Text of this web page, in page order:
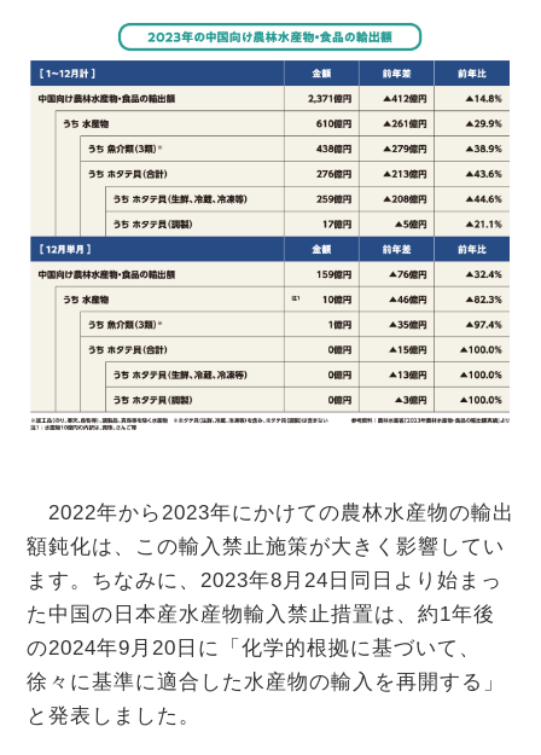
2022年から2023年にかけての農林水産物の輸出
額鈍化は、この輸入禁止施策が大きく影響してい
ます。ちなみに、2023年8月24日同日より始まっ
た中国の日本産水産物輸入禁止措置は、約1年後
の2024年9月20日に「化学的根拠に基づいて、
徐々に基準に適合した水産物の輸入を再開する」
と発表しました。